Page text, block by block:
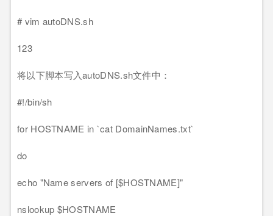
# vim autoDNS.sh
123
将以下脚本写入autoDNS.sh文件中：
#!/bin/sh
for HOSTNAME in `cat DomainNames.txt`
do
echo "Name servers of [$HOSTNAME]"
nslookup $HOSTNAME